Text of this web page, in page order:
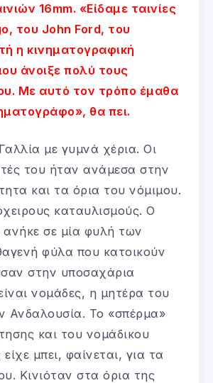
16mm. «Είδαμε ταινίες
του John Ford, του
η κινηματογραφική
άνοιξε πολύ τους
Με αυτό τον τρόπο έμαθα
θα πει.
με γυμνά χέρια. Οι
του ήταν ανάμεσα στην
και τα όρια του νόμιμου.
καταυλισμούς. Ο
σε μία φυλή των
φύλα που κατοικούν
στην υποσαχάρια
νομάδες, η μητέρα του
Ανδαλουσία. Το «σπέρμα»
και του νομάδικου
μπει, φαίνεται, για τα
Κινιόταν στα όρια της